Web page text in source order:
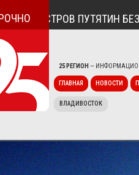
25 РЕГИОН —
ГЛАВНАЯ НОВОСТИ
ВЛАДИВОСТОК
ОСТРОВ ПУТЯТИН БЕЗ